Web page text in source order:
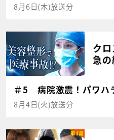
8月6日(木)放送分
ク
急
＃5 病院激震！パワハ
8月4日(火)放送分